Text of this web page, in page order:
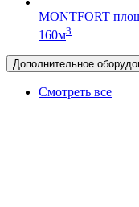
MONTFORT
160м3
Дополнительное
Смотреть все